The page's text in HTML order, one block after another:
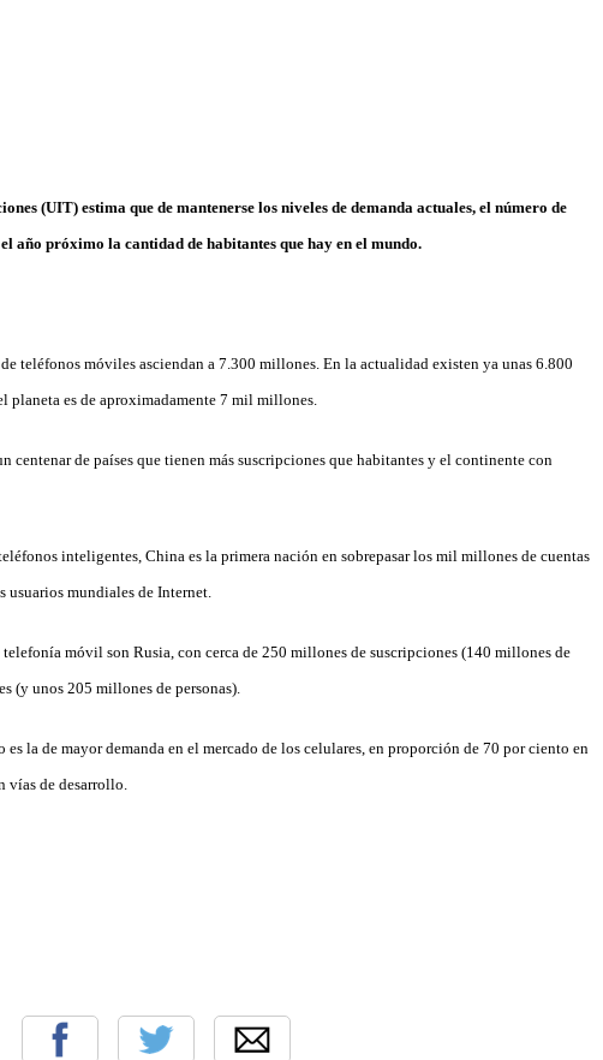
(UIT) estima que de mantenerse los niveles de demanda actuales, el número de
año próximo la cantidad de habitantes que hay en el mundo.
teléfonos móviles asciendan a 7.300 millones. En la actualidad existen ya unas 6.800
planeta es de aproximadamente 7 mil millones.
centenar de países que tienen más suscripciones que habitantes y el continente con
inteligentes, China es la primera nación en sobrepasar los mil millones de cuentas
usuarios mundiales de Internet.
móvil son Rusia, con cerca de 250 millones de suscripciones (140 millones de
(y unos 205 millones de personas).
la de mayor demanda en el mercado de los celulares, en proporción de 70 por ciento en
vías de desarrollo.